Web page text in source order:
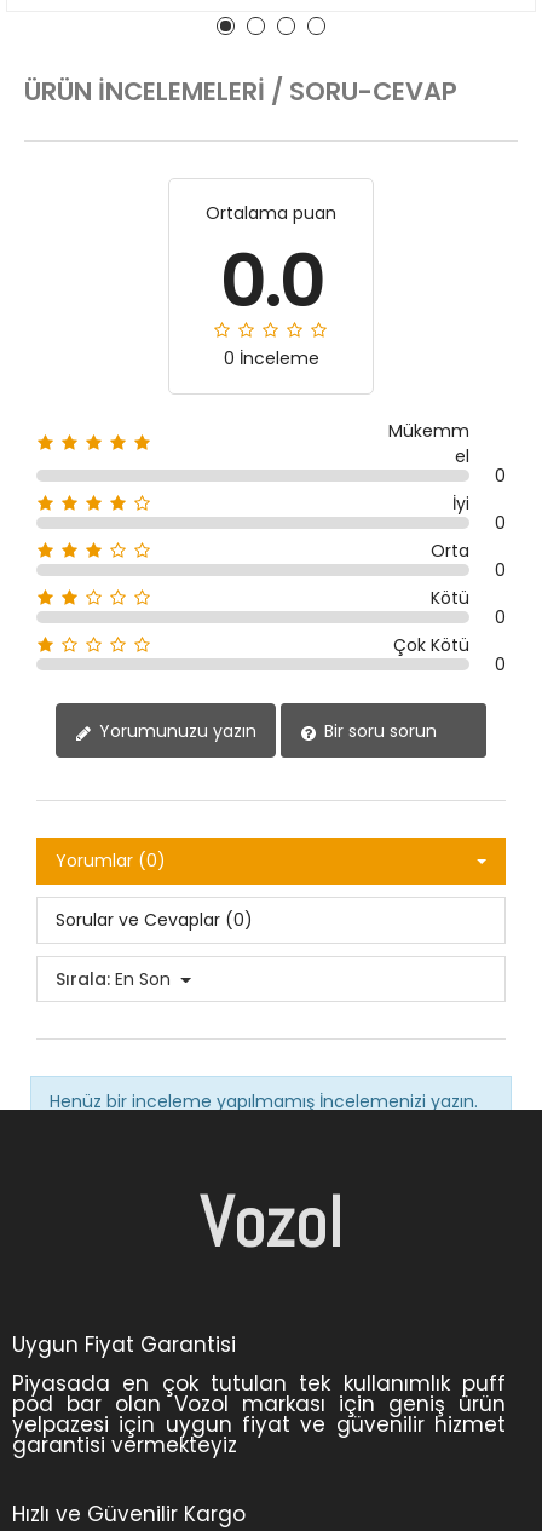
ÜRÜN İNCELEMELERI / SORU-CEVAP
Ortalama puan
0.0
0 İnceleme
Mükemm
el
0
İyi
0
Orta
0
Kötü
0
Çok Kötü
0
Yorumunuzu yazın Bir soru sorun
Yorumlar (0)
Sorular ve Cevaplar (0)
Sırala: En Son
Henüz bir inceleme yapılmamış İncelemenizi yazın.
Vozol
Uygun Fiyat Garantisi
Piyasada en çok tutulan tek kullanımlık puff
pod bar olan Vozol markası için geniş ürün
yelpazesi için uygun fiyat ve güvenilir hizmet
garantisi vermekteyiz
Hızlı ve Güvenilir Kargo